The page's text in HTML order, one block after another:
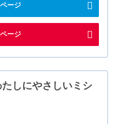
ージ
ージ
しにやさしいミシ